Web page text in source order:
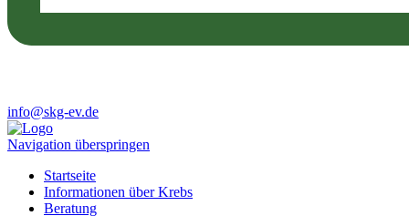
info@skg-ev.de
Navigation überspringen
Startseite
Informationen über Krebs
Beratung